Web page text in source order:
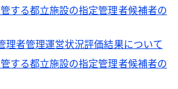
する都立施設の指定管理者候補者の
理者管理運営状況評価結果について
する都立施設の指定管理者候補者の